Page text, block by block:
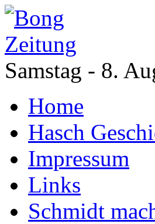
Samstag - 8.
Home
Hasch
Impressum
Links
Schmidt